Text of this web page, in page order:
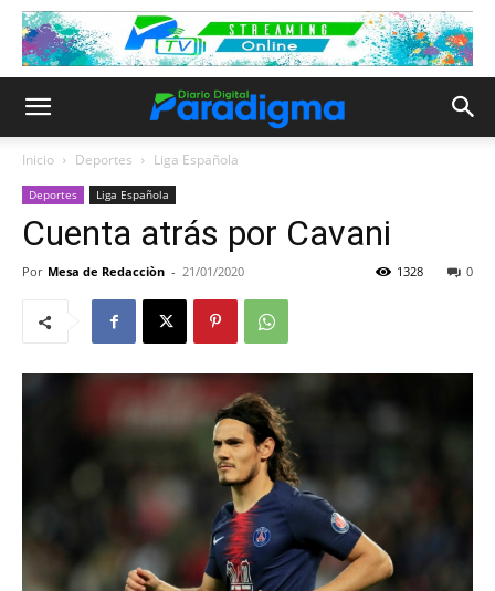
Inicio Deportes Liga Española
Deportes Liga Española
Cuenta atrás por Cavani
Por Mesa de Redacciòn - 21/01/2020 0
1328